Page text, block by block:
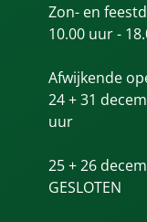
Zon- en
10.00 uur -
Afwijkende
24 + 31
uur
25 + 26
GESLOTEN